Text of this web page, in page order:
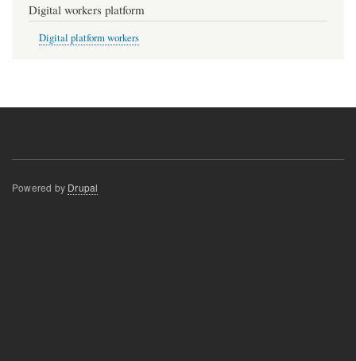
Digital workers platform
Digital platform workers
Powered by Drupal